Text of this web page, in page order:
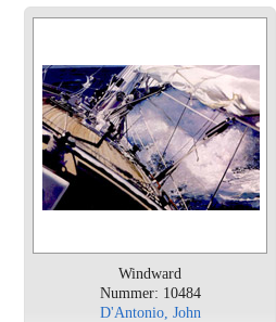
Windward
Nummer: 10484
D'Antonio, John